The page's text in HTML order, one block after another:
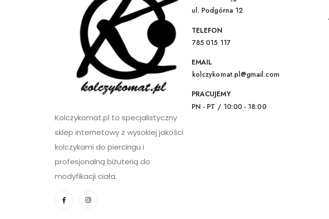
Kolczykomat.pl to specjalistyczny
sklep internetowy z wysokiej jakości
kolczykami do piercingu i
profesjonalną biżuterią do
modyfikacji ciała.
ul. Podgórna 12
TELEFON
785 015 117
EMAIL
kolczykomat.pl@gmail.com
PRACUJEMY
PN - PT / 10:00 - 18:00